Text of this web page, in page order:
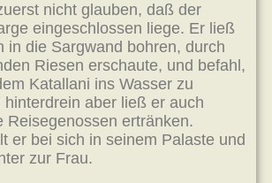
nicht glauben, daß der
eingeschlossen liege. Er ließ
in die Sargwand bohren, durch
Riesen erschaute, und befahl,
Katallani ins Wasser zu
aber ließ er auch
Reisegenossen ertränken.
er bei sich in seinem Palaste und
zur Frau.